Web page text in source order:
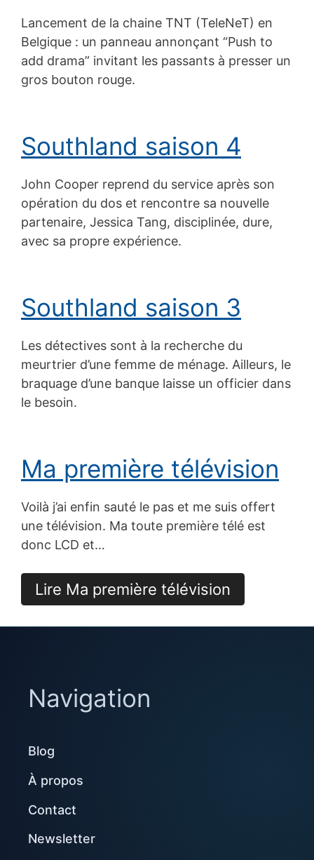
Lancement de la chaine TNT (TeleNeT) en
Belgique : un panneau annonçant “Push to
add drama” invitant les passants à presser un
gros bouton rouge.
Southland saison 4
John Cooper reprend du service après son
opération du dos et rencontre sa nouvelle
partenaire, Jessica Tang, disciplinée, dure,
avec sa propre expérience.
Southland saison 3
Les détectives sont à la recherche du
meurtrier d’une femme de ménage. Ailleurs, le
braquage d’une banque laisse un officier dans
le besoin.
Ma première télévision
Voilà j’ai enfin sauté le pas et me suis offert
une télévision. Ma toute première télé est
donc LCD et…
Lire Ma première télévision
Navigation
Blog
À propos
Contact
Newsletter